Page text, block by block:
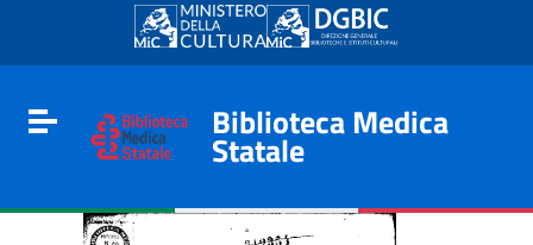
Go to content
Go to the navigation menu
Go to the footer
Toggle navigation
Biblioteca Medica
Statale